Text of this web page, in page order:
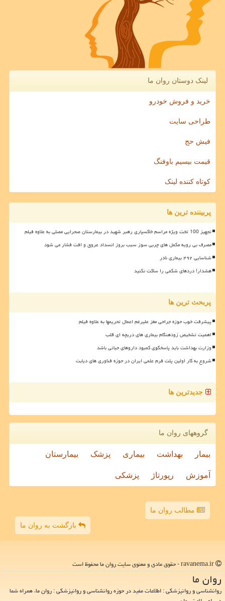
لینک دوستان روان ما
خرید و فروش خودرو
طراحی سایت
فیش حج
قیمت بیسیم باوفنگ
کوتاه کننده لینک
پربیننده ترین ها
تجهیز 100 تخت ویژه مراسم خاکسپاری رهبر شهید در بیمارستان صحرایی مصلی به علاوه فیلم
مصرف بی رویه مکمل های چربی سوز سبب بروز انسداد عروق و افت فشار می شود
شناسایی ۴۹۲ بیماری نادر
هشدار! دردهای شکمی را ساکت نکنید
پربحث ترین ها
پیشرفت خوب حوزه جراحی مغز علیرغم اعمال تحریمها به علاوه فیلم
اهمیت تشخیص زودهنگام بیماری های دریچه ای قلب
وزارت بهداشت باید پاسخگوی کمبود داروهای حیاتی باشد
شروع به کار اولین پلت فرم علمی ایران در حوزه فناوری های دیابت
جدیدترین ها
گروههای روان ما
بیمار بهداشت بیماری پزشک بیمارستان
آموزش رپورتاژ پزشکی
مطالب روان ما
بازگشت به روان ما
روان ما
روانشناسی و روانپزشکی : اطلاعات مفید در حوزه روانشناسی و روانپزشکی : روان ما، همراه شما